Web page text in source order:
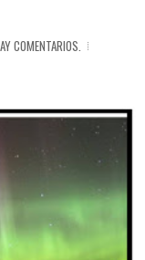
COMENTARIOS.